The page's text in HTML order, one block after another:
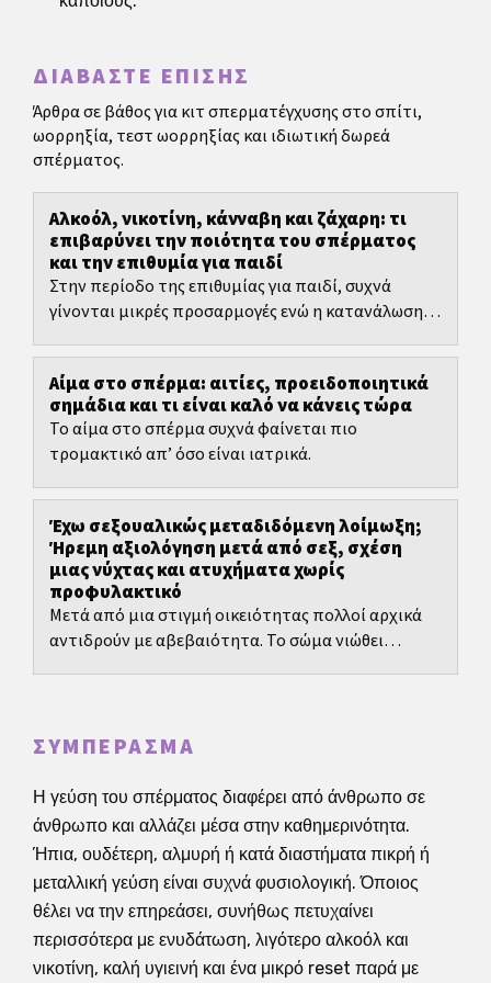
ΔΙΑΒΆΣΤΕ ΕΠΊΣΗΣ
Άρθρα σε βάθος για κιτ σπερματέγχυσης στο σπίτι,
ωορρηξία, τεστ ωορρηξίας και ιδιωτική δωρεά
σπέρματος.
Αλκοόλ, νικοτίνη, κάνναβη και ζάχαρη: τι
επιβαρύνει την ποιότητα του σπέρματος
και την επιθυμία για παιδί
Στην περίοδο της επιθυμίας για παιδί, συχνά
γίνονται μικρές προσαρμογές ενώ η κατανάλωση
της...
Αίμα στο σπέρμα: αιτίες, προειδοποιητικά
σημάδια και τι είναι καλό να κάνεις τώρα
Το αίμα στο σπέρμα συχνά φαίνεται πιο
τρομακτικό απ’ όσο είναι ιατρικά.
Έχω σεξουαλικώς μεταδιδόμενη λοίμωξη;
Ήρεμη αξιολόγηση μετά από σεξ, σχέση
μιας νύχτας και ατυχήματα χωρίς
προφυλακτικό
Μετά από μια στιγμή οικειότητας πολλοί αρχικά
αντιδρούν με αβεβαιότητα. Το σώμα νιώθει
ΣΥΜΠΈΡΑΣΜΑ
Η γεύση του σπέρματος διαφέρει από άνθρωπο σε
άνθρωπο και αλλάζει μέσα στην καθημερινότητα.
Ήπια, ουδέτερη, αλμυρή ή κατά διαστήματα πικρή ή
μεταλλική γεύση είναι συχνά φυσιολογική. Όποιος
θέλει να την επηρεάσει, συνήθως πετυχαίνει
περισσότερα με ενυδάτωση, λιγότερο αλκοόλ και
νικοτίνη, καλή υγιεινή και ένα μικρό reset παρά με